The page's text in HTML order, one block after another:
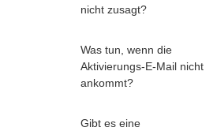
nicht zusagt?
Was tun, wenn die
Aktivierungs-E-Mail nicht
ankommt?
Gibt es eine